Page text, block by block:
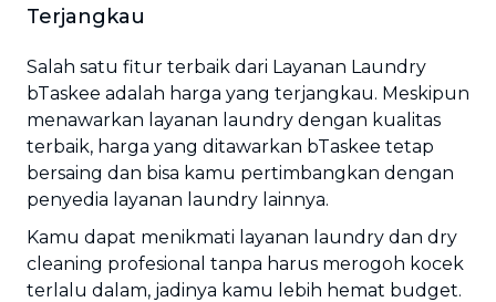
Terjangkau
Salah satu fitur terbaik dari Layanan Laundry
bTaskee adalah harga yang terjangkau. Meskipun
menawarkan layanan laundry dengan kualitas
terbaik, harga yang ditawarkan bTaskee tetap
bersaing dan bisa kamu pertimbangkan dengan
penyedia layanan laundry lainnya.
Kamu dapat menikmati layanan laundry dan dry
cleaning profesional tanpa harus merogoh kocek
terlalu dalam, jadinya kamu lebih hemat budget.